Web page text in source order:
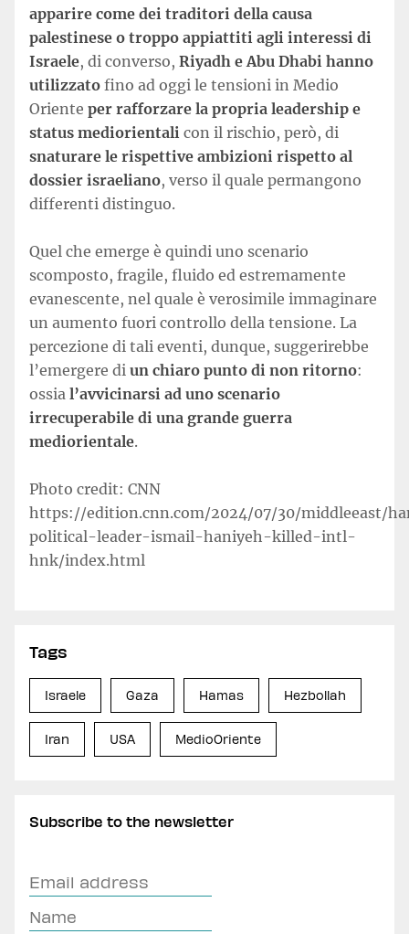
apparire come dei traditori della causa
palestinese o troppo appiattiti agli interessi di
Israele, di converso, Riyadh e Abu Dhabi hanno
utilizzato fino ad oggi le tensioni in Medio
Oriente per rafforzare la propria leadership e
status mediorientali con il rischio, però, di
snaturare le rispettive ambizioni rispetto al
dossier israeliano, verso il quale permangono
differenti distinguo.
Quel che emerge è quindi uno scenario
scomposto, fragile, fluido ed estremamente
evanescente, nel quale è verosimile immaginare
un aumento fuori controllo della tensione. La
percezione di tali eventi, dunque, suggerirebbe
l’emergere di un chiaro punto di non ritorno:
ossia l’avvicinarsi ad uno scenario
irrecuperabile di una grande guerra
mediorientale.
Photo credit: CNN
https://edition.cnn.com/2024/07/30/middleeast/
political-leader-ismail-haniyeh-killed-intl-
hnk/index.html
Tags
Israele Gaza Hamas Hezbollah
Iran USA MedioOriente
Subscribe to the newsletter